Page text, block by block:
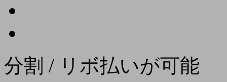
分割 / リボ払いが可能